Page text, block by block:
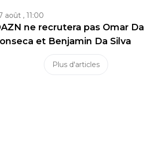
août , 11:00
ne recrutera pas Omar Da
et Benjamin Da Silva
Plus d'articles